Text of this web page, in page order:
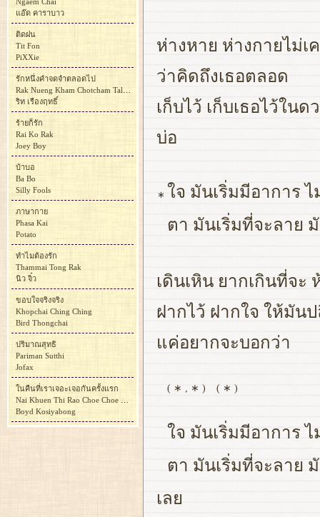
ห่างหาย ห่างกายไม่เ
ว่าคิดถึงเธอตลอด
เก็บไว้ เก็บเธอไว้ใน
บ่อ
∗ ใจ มันเริ่มมีอาการ
ตา มันเริ่มที่จะลาย
เดินเหิน ยากเกินที่จะ
ฝากไว้ ฝากใจ ให้มัน
แค่อยากจะบอกว่า
( ∗ , ∗ ) ( ∗ )
ใจ มันเริ่มมีอาการ
ตา มันเริ่มที่จะลาย
เลย
แอ๊ด คาราบาว
ติดฝน
Tit Fon
PiXXie
รักหนึ่งคำจดจำตลอดไป
Rak Nueng Kham Chotcham Talot Pai
ริท เรืองฤทธิ์
ร้ายก็รัก
Rai Ko Rak
Joey Boy
บ้าบอ
Ba Bo
Silly Fools
ภาษากาย
Phasa Kai
Potato
ทำไมต้องรัก
Thammai Tong Rak
นิว จิ๋ว
ขอบใจจริงจริง
Khopchai Ching Ching
Bird Thongchai
ปริมาณสุทธิ
Pariman Sutthi
Jofax
ในคืนที่เราเจอะเจอกันครั้งแรก
Nai Khuen Thi Rao Choe Choe Kan Khrang Raek
Boyd Kosiyabong